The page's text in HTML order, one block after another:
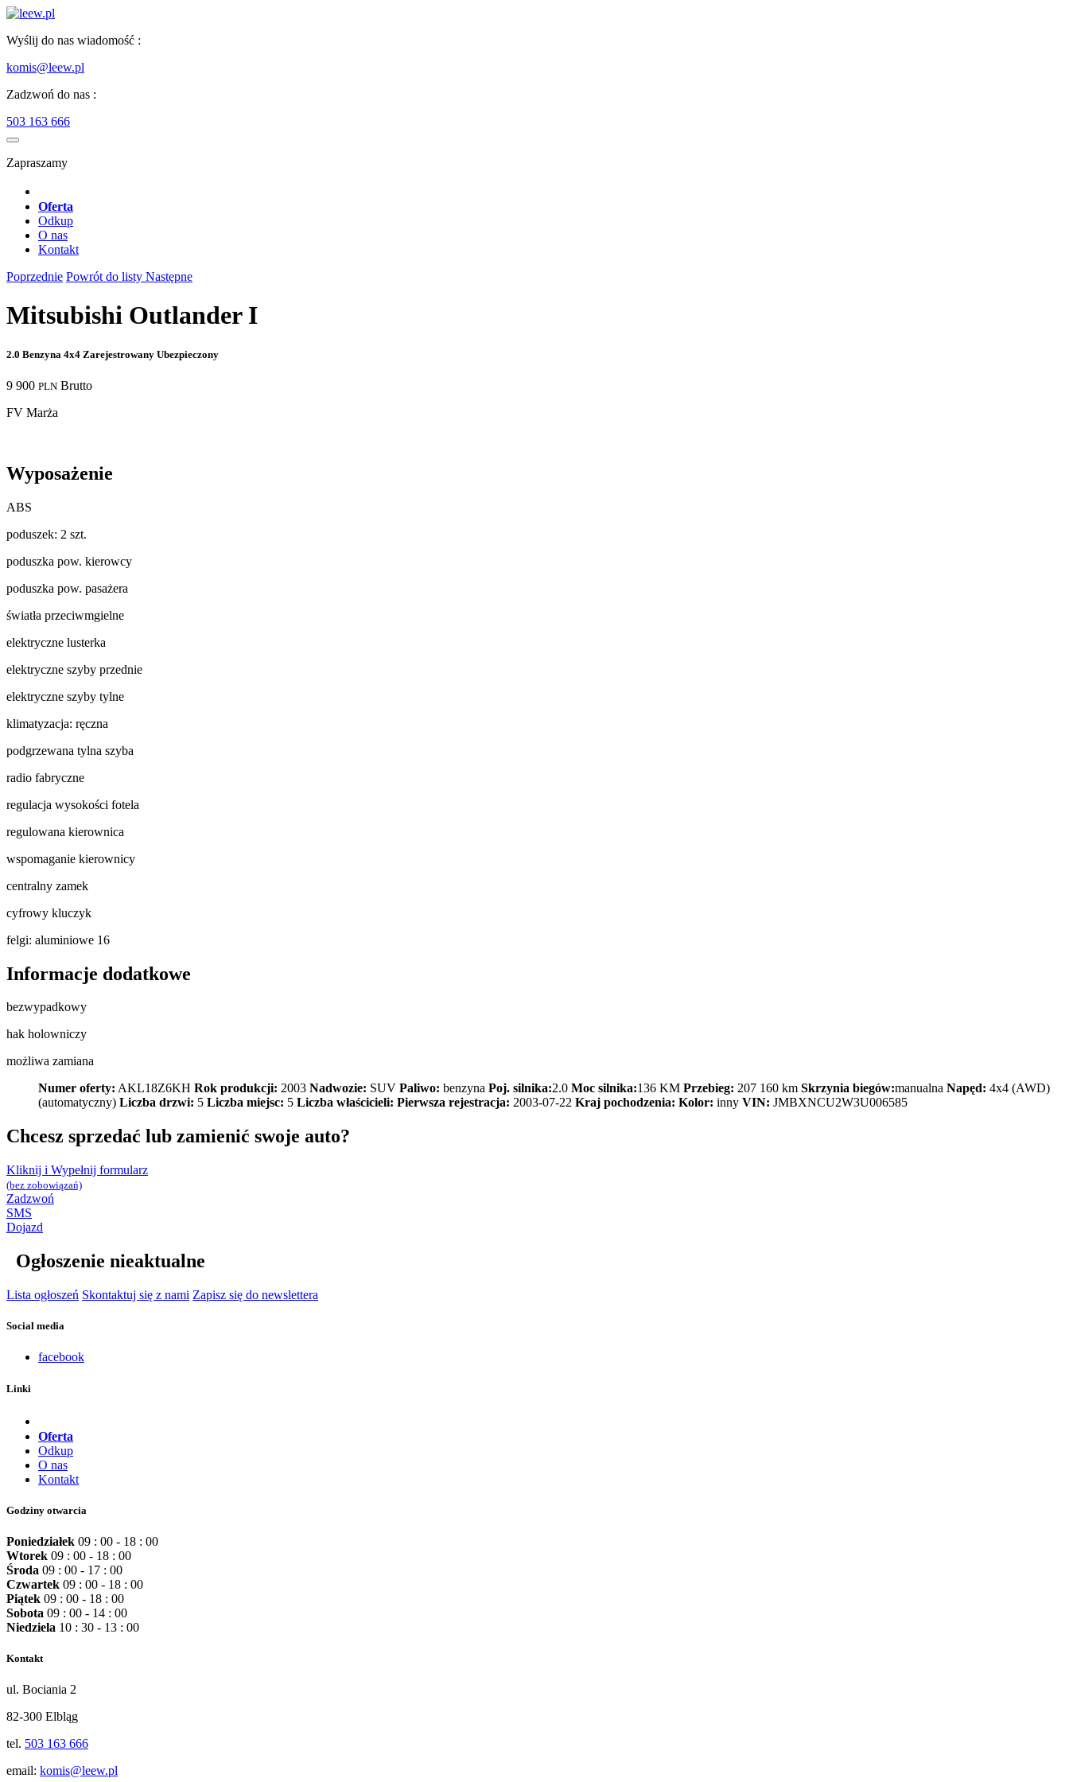
Wyślij do nas wiadomość :
komis@leew.pl
Zadzwoń do nas :
503 163 666
Zapraszamy
Oferta
Odkup
O nas
Kontakt
Poprzednie Powrót do listy Następne
Mitsubishi Outlander I
2.0 Benzyna 4x4 Zarejestrowany Ubezpieczony
9 900 PLN Brutto
FV Marża
Wyposażenie
ABS
poduszek: 2 szt.
poduszka pow. kierowcy
poduszka pow. pasażera
światła przeciwmgielne
elektryczne lusterka
elektryczne szyby przednie
elektryczne szyby tylne
klimatyzacja: ręczna
podgrzewana tylna szyba
radio fabryczne
regulacja wysokości fotela
regulowana kierownica
wspomaganie kierownicy
centralny zamek
cyfrowy kluczyk
felgi: aluminiowe 16
Informacje dodatkowe
bezwypadkowy
hak holowniczy
możliwa zamiana
Numer oferty: AKL18Z6KH Rok produkcji: 2003 Nadwozie: SUV Paliwo: benzyna Poj. silnika:2.0 Moc silnika:136 KM Przebieg: 207 160 km Skrzynia biegów:manualna Napęd: 4x4 (AWD)
(automatyczny) Liczba drzwi: 5 Liczba miejsc: 5 Liczba właścicieli: Pierwsza rejestracja: 2003-07-22 Kraj pochodzenia: Kolor: inny VIN: JMBXNCU2W3U006585
Chcesz sprzedać lub zamienić swoje auto?
Kliknij i Wypełnij formularz
(bez zobowiązań)
Zadzwoń
SMS
Dojazd
Ogłoszenie nieaktualne
Lista ogłoszeń Skontaktuj się z nami Zapisz się do newslettera
Social media
facebook
Linki
Oferta
Odkup
O nas
Kontakt
Godziny otwarcia
Poniedziałek 09 : 00 - 18 : 00
Wtorek 09 : 00 - 18 : 00
Środa 09 : 00 - 17 : 00
Czwartek 09 : 00 - 18 : 00
Piątek 09 : 00 - 18 : 00
Sobota 09 : 00 - 14 : 00
Niedziela 10 : 30 - 13 : 00
Kontakt
ul. Bociania 2
82-300 Elbląg
tel. 503 163 666
email: komis@leew.pl